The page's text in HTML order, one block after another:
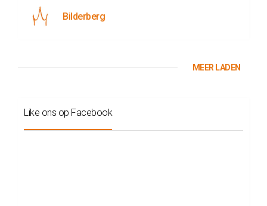
Bilderberg
MEER LADEN
Like ons op Facebook